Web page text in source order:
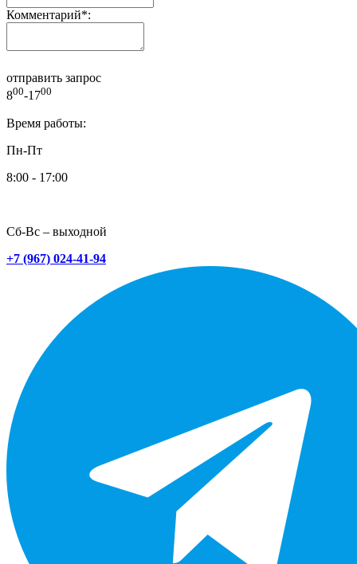
Комментарий*:
отправить запрос
800-1700
Время работы:
Пн-Пт
8:00 - 17:00
Сб-Вс – выходной
+7 (967) 024-41-94